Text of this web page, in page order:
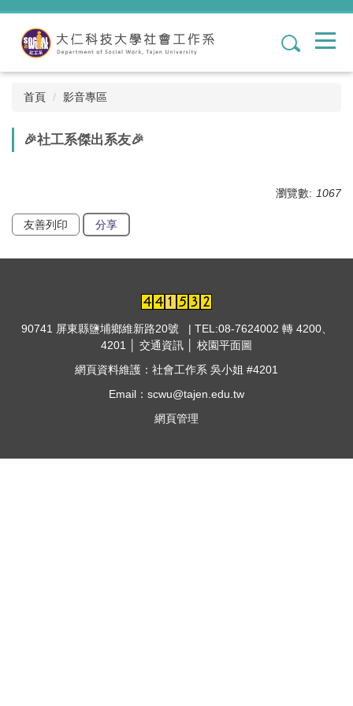
跳
內
1
首頁 影音專區
🎉社工系傑出系友🎉
瀏覽數: 1067
友善列印 分享
90741 屏東縣鹽埔鄉維新路20號 | TEL:08-7624002 轉 4200、
4201 │ 交通資訊
校園平面圖
網頁資料維護：社會工作系 吳小姐 #4201
Email：scwu@tajen.edu.tw
網頁管理